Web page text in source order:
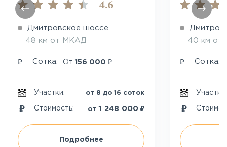
4.6
Дмитровское шоссе
48 км от МКАД
₽ Сотка: От 156 000 ₽
Участки: от 8 до 16 соток
Стоимость: от 1 248 000 ₽
Подробнее
40 км от
₽ Сотка:
Участки: